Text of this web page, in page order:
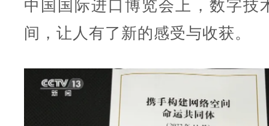
中国国际进口博览会上，数字技
间，让人有了新的感受与收获。